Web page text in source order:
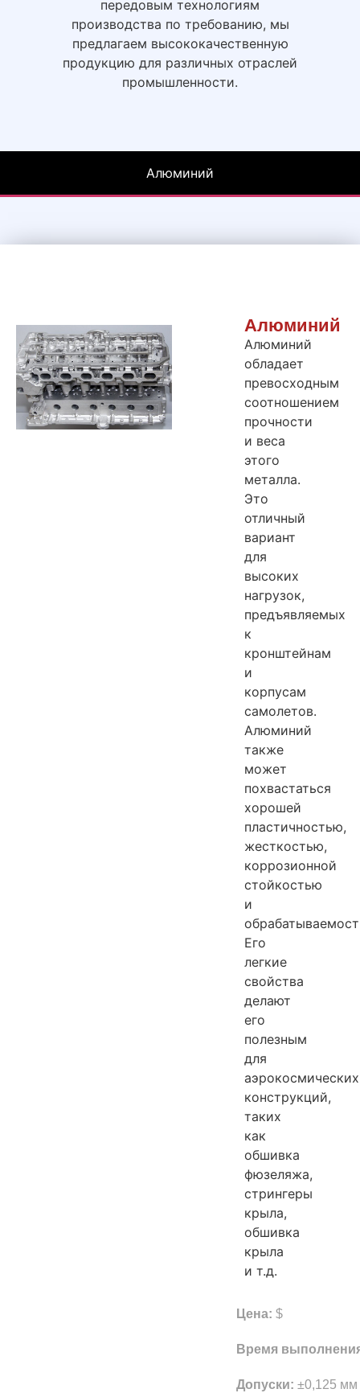
передовым технологиям
производства по требованию, мы
предлагаем высококачественную
продукцию для различных отраслей
промышленности.
Алюминий
Алюминий
Алюминий
обладает
превосходным
соотношением
прочности
и веса
этого
металла.
Это
отличный
вариант
для
высоких
нагрузок,
предъявляемых
к
кронштейнам
и
корпусам
самолетов.
Алюминий
также
может
похвастаться
хорошей
пластичностью,
жесткостью,
коррозионной
стойкостью
и
Его
легкие
свойства
делают
его
полезным
для
аэрокосмических
конструкций,
таких
как
обшивка
фюзеляжа,
стрингеры
крыла,
обшивка
крыла
и т.д.
Цена: $
Время
Допуски: ±0,125 мм